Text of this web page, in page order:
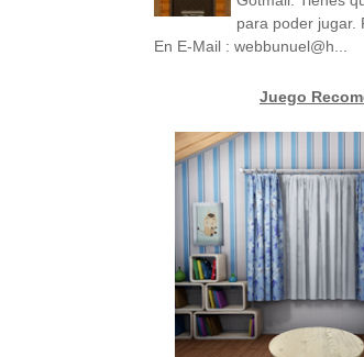
para poder jugar.
En E-Mail : webbunuel@h...
Juego